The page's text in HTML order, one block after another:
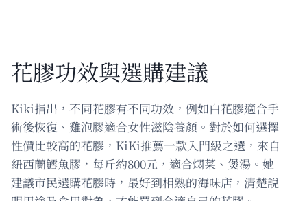
花膠功效與選購建議
Kiki指出，不同花膠有不同功效，例如白花膠適合手
術後恢復、雞泡膠適合女性滋陰養顏。對於如何選擇
性價比較高的花膠，KiKi推薦一款入門級之選，來自
紐西蘭鱈魚膠，每斤約800元，適合燜菜、煲湯。她
建議市民選購花膠時，最好到相熟的海味店，清楚說